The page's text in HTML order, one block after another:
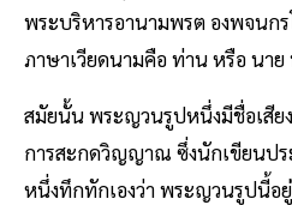
พระบริหารอานามพรต องพจนกร
ภาษาเวียดนามคือ ท่าน หรือ นาย
สมัยนั้น พระญวนรูปหนึ่งมีชื่อเสีย
การสะกดวิญญาณ ซึ่งนักเขียนป
หนึ่งทึกทักเองว่า พระญวนรูปนี้อ